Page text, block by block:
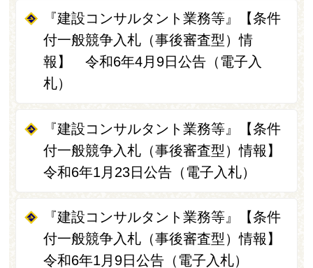
『建設コンサルタント業務等』【条件
付一般競争入札（事後審査型）情
報】 令和6年4月9日公告（電子入
札）
『建設コンサルタント業務等』【条件
付一般競争入札（事後審査型）情報】
令和6年1月23日公告（電子入札）
『建設コンサルタント業務等』【条件
付一般競争入札（事後審査型）情報】
令和6年1月9日公告（電子入札）